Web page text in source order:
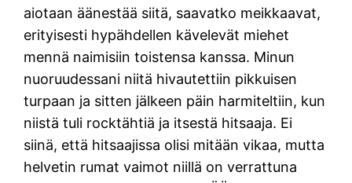
aiotaan äänestää siitä, saavatko meikkaavat,
erityisesti hypähdellen kävelevät miehet
mennä naimisiin toistensa kanssa. Minun
nuoruudessani niitä hivautettiin pikkuisen
turpaan ja sitten jälkeen päin harmiteltiin, kun
niistä tuli rocktähtiä ja itsestä hitsaaja. Ei
siinä, että hitsaajissa olisi mitään vikaa, mutta
helvetin rumat vaimot niillä on verrattuna